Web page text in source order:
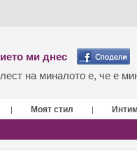
ми днес
на миналото е, че е
| Моят стил |